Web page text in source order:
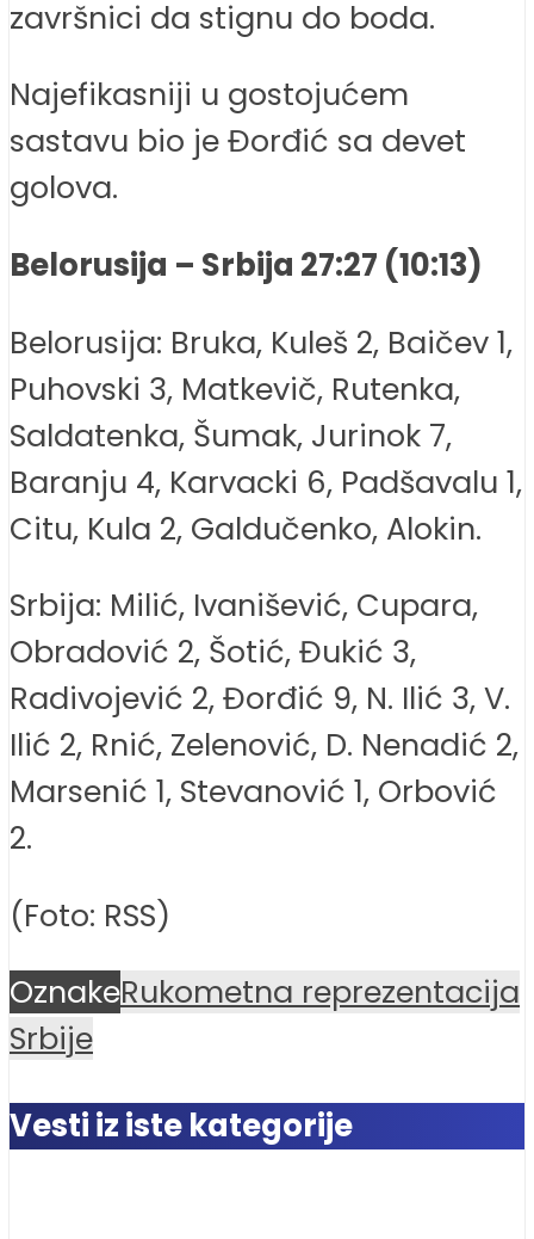
završnici da stignu do boda.
Najefikasniji u gostojućem
sastavu bio je Đorđić sa devet
golova.
Belorusija – Srbija 27:27 (10:13)
Belorusija: Bruka, Kuleš 2, Baičev 1,
Puhovski 3, Matkevič, Rutenka,
Saldatenka, Šumak, Jurinok 7,
Baranju 4, Karvacki 6, Padšavalu 1,
Citu, Kula 2, Galdučenko, Alokin.
Srbija: Milić, Ivanišević, Cupara,
Obradović 2, Šotić, Đukić 3,
Radivojević 2, Đorđić 9, N. Ilić 3, V.
Ilić 2, Rnić, Zelenović, D. Nenadić 2,
Marsenić 1, Stevanović 1, Orbović
2.
(Foto: RSS)
OznakeRukometna reprezentacija
Srbije
Vesti iz iste kategorije